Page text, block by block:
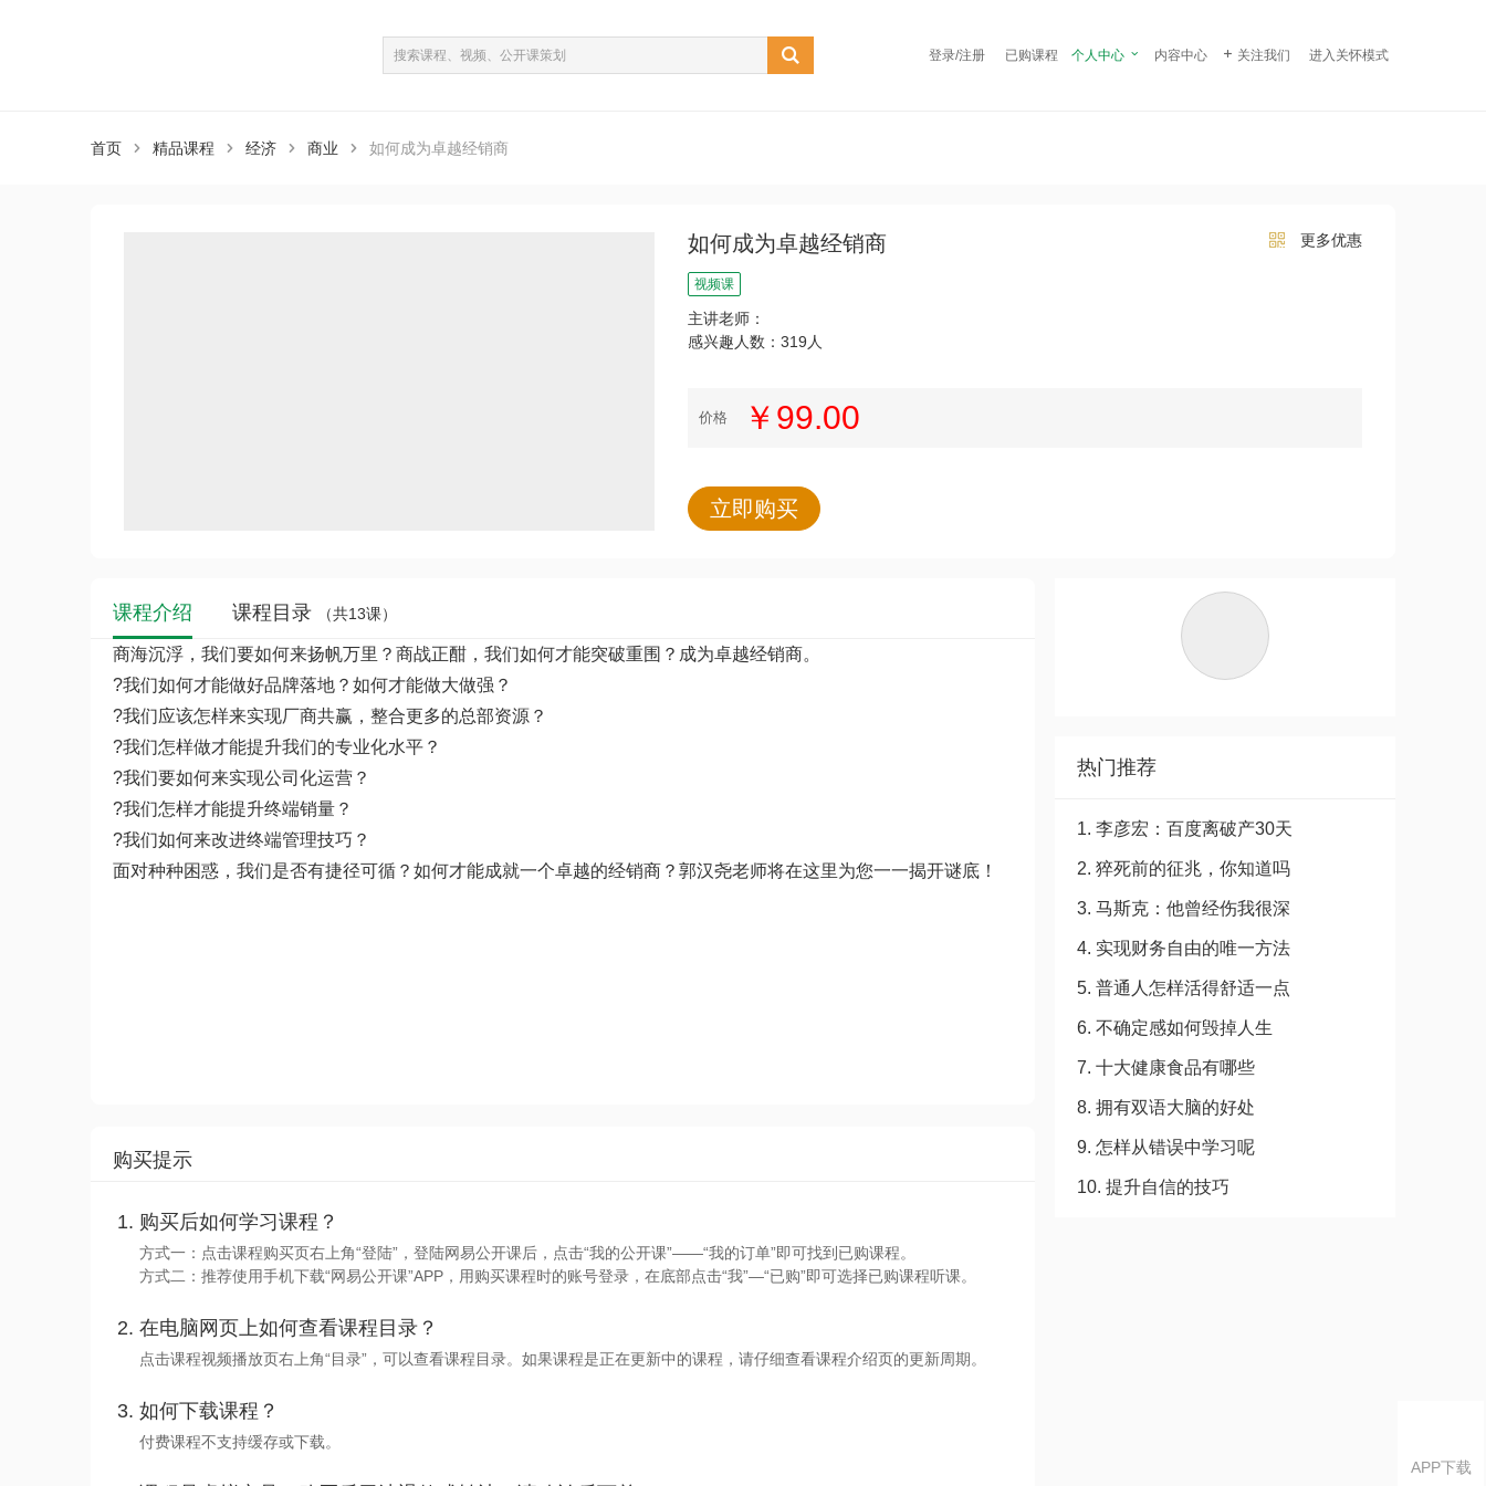
登录/注册 已购课程 个人中心  内容中心  关注我们 进入关怀模式
首页  精品课程  经济  商业  如何成为卓越经销商
（共13课）
如何成为卓越经销商 更多优惠
视频课
主讲老师：
感兴趣人数：319人
价格 ￥99.00
立即购买
热门推荐
1. 李彦宏：百度离破产30天
2. 猝死前的征兆，你知道吗
3. 马斯克：他曾经伤我很深
4. 实现财务自由的唯一方法
5. 普通人怎样活得舒适一点
6. 不确定感如何毁掉人生
7. 十大健康食品有哪些
8. 拥有双语大脑的好处
9. 怎样从错误中学习呢
10. 提升自信的技巧
课程介绍 课程目录 （共13课）
商海沉浮，我们要如何来扬帆万里？商战正酣，我们如何才能突破重围？成为卓越经销商。
?我们如何才能做好品牌落地？如何才能做大做强？
?我们应该怎样来实现厂商共赢，整合更多的总部资源？
?我们怎样做才能提升我们的专业化水平？
?我们要如何来实现公司化运营？
?我们怎样才能提升终端销量？
?我们如何来改进终端管理技巧？
面对种种困惑，我们是否有捷径可循？如何才能成就一个卓越的经销商？郭汉尧老师将在这里为您一一揭开谜底！
购买提示
购买后如何学习课程？
方式一：点击课程购买页右上角“登陆”，登陆网易公开课后，点击“我的公开课”——“我的订单”即可找到已购课程。
方式二：推荐使用手机下载“网易公开课”APP，用购买课程时的账号登录，在底部点击“我”—“已购”即可选择已购课程听课。
在电脑网页上如何查看课程目录？
点击课程视频播放页右上角“目录”，可以查看课程目录。如果课程是正在更新中的课程，请仔细查看课程介绍页的更新周期。
如何下载课程？
付费课程不支持缓存或下载。
APP下载